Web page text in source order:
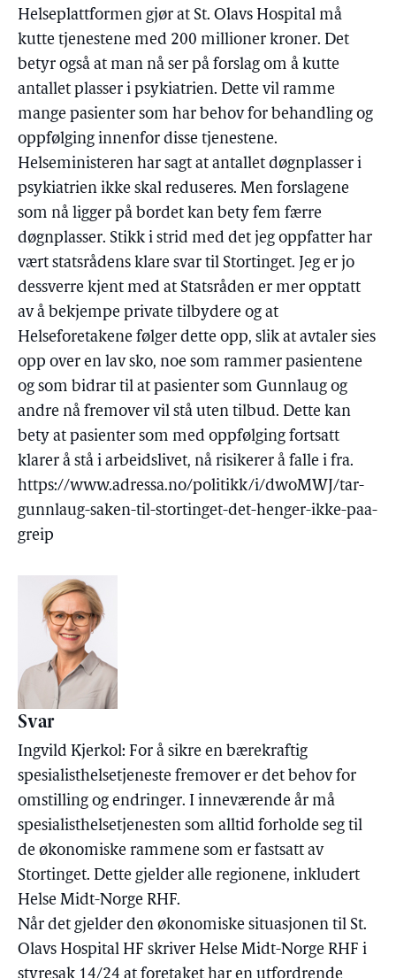
Helseplattformen gjør at St. Olavs Hospital må
kutte tjenestene med 200 millioner kroner. Det
betyr også at man nå ser på forslag om å kutte
antallet plasser i psykiatrien. Dette vil ramme
mange pasienter som har behov for behandling og
oppfølging innenfor disse tjenestene.
Helseministeren har sagt at antallet døgnplasser i
psykiatrien ikke skal reduseres. Men forslagene
som nå ligger på bordet kan bety fem færre
døgnplasser. Stikk i strid med det jeg oppfatter har
vært statsrådens klare svar til Stortinget. Jeg er jo
dessverre kjent med at Statsråden er mer opptatt
av å bekjempe private tilbydere og at
Helseforetakene følger dette opp, slik at avtaler sies
opp over en lav sko, noe som rammer pasientene
og som bidrar til at pasienter som Gunnlaug og
andre nå fremover vil stå uten tilbud. Dette kan
bety at pasienter som med oppfølging fortsatt
klarer å stå i arbeidslivet, nå risikerer å falle i fra.
https://www.adressa.no/politikk/i/dwoMWJ/tar-
gunnlaug-saken-til-stortinget-det-henger-ikke-paa-
greip
Svar
Ingvild Kjerkol: For å sikre en bærekraftig
spesialisthelsetjeneste fremover er det behov for
omstilling og endringer. I inneværende år må
spesialisthelsetjenesten som alltid forholde seg til
de økonomiske rammene som er fastsatt av
Stortinget. Dette gjelder alle regionene, inkludert
Helse Midt-Norge RHF.
Når det gjelder den økonomiske situasjonen til St.
Olavs Hospital HF skriver Helse Midt-Norge RHF i